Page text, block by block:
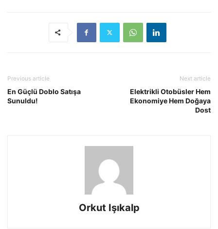
Previous article
En Güçlü Doblo Satışa
Sunuldu!
Next article
Elektrikli Otobüsler Hem
Ekonomiye Hem Doğaya
Dost
Orkut Işıkalp